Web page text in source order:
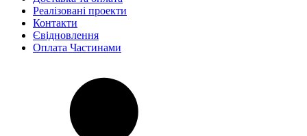
Реалізовані проекти
Контакти
Євідновлення
Оплата Частинами